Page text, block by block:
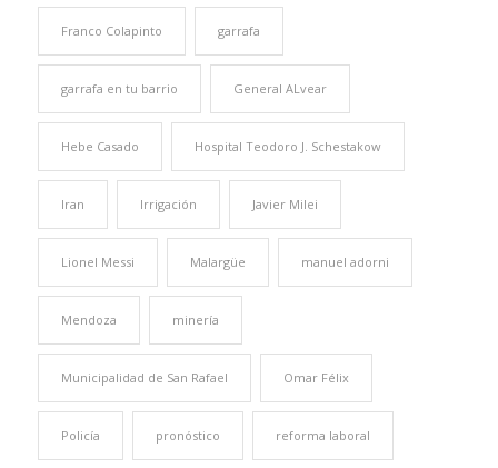
Franco Colapinto garrafa
garrafa en tu barrio General ALvear
Hebe Casado Hospital Teodoro J. Schestakow
Iran Irrigación Javier Milei
Lionel Messi Malargüe manuel adorni
Mendoza minería
Municipalidad de San Rafael Omar Félix
Policía pronóstico reforma laboral